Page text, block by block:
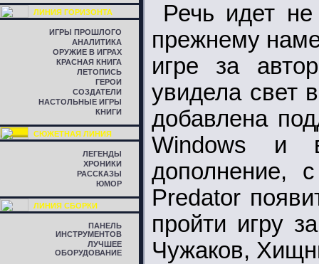
ЛИНИЯ ГОРИЗОНТА
ИГРЫ ПРОШЛОГО
АНАЛИТИКА
ОРУЖИЕ В ИГРАХ
КРАСНАЯ КНИГА
ЛЕТОПИСЬ
ГЕРОИ
СОЗДАТЕЛИ
НАСТОЛЬНЫЕ ИГРЫ
КНИГИ
СЮЖЕТНАЯ ЛИНИЯ
ЛЕГЕНДЫ
ХРОНИКИ
РАССКАЗЫ
ЮМОР
ЛИНИЯ СБОРКИ
ПАНЕЛЬ
ИНСТРУМЕНТОВ
ЛУЧШЕЕ
ОБОРУДОВАНИЕ
Речь идет
прежнему
игре за
увидела свет
добавлена
Windows и
дополнение,
Predator
пройти игру
Чужаков,